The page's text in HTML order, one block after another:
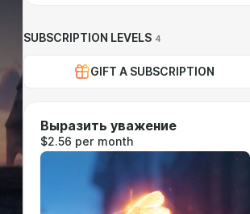
SUBSCRIPTION LEVELS 4
GIFT A SUBSCRIPTION
Выразить уважение
$2.56 per month